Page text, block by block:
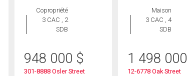
Copropriété
3 CAC , 2
SDB
948 000 $
301-8888 Osler Street
Maison
3 CAC , 4
SDB
1 498 000
12-6778 Oak Street